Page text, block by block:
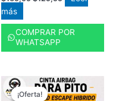
más
COMPRAR POR
WHATSAPP
¡Oferta!
¡Oferta!
precio
original
El
precio
actual